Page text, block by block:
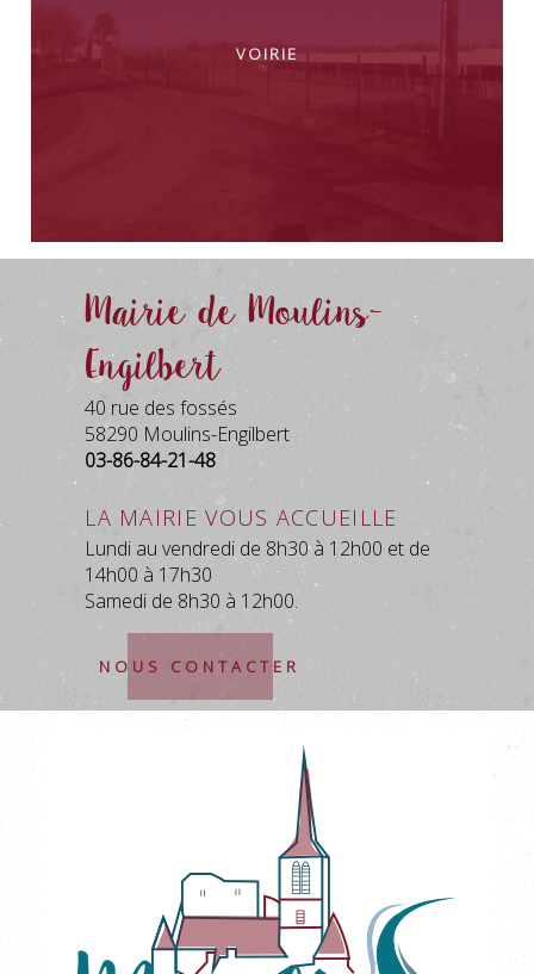
Voirie
Mairie de Moulins-
Engilbert
40 rue des fossés
58290 Moulins-Engilbert
03-86-84-21-48
La mairie vous accueille
Lundi au vendredi de 8h30 à 12h00 et de
14h00 à 17h30
Samedi de 8h30 à 12h00.
NOUS CONTACTER